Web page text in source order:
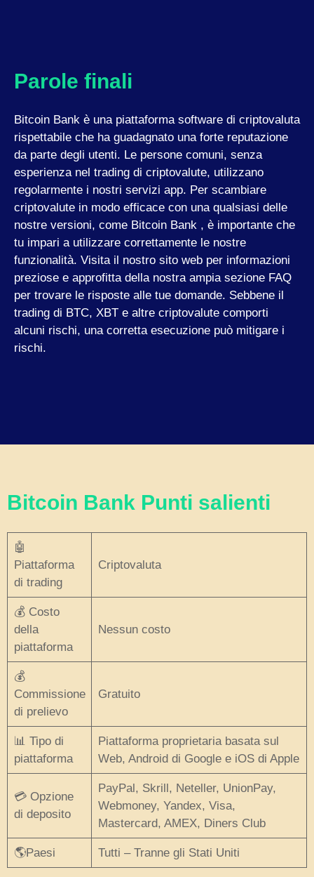
Parole finali
Bitcoin Bank è una piattaforma software di criptovaluta
rispettabile che ha guadagnato una forte reputazione
da parte degli utenti. Le persone comuni, senza
esperienza nel trading di criptovalute, utilizzano
regolarmente i nostri servizi app. Per scambiare
criptovalute in modo efficace con una qualsiasi delle
nostre versioni, come Bitcoin Bank , è importante che
tu impari a utilizzare correttamente le nostre
funzionalità. Visita il nostro sito web per informazioni
preziose e approfitta della nostra ampia sezione FAQ
per trovare le risposte alle tue domande. Sebbene il
trading di BTC, XBT e altre criptovalute comporti
alcuni rischi, una corretta esecuzione può mitigare i
rischi.
Bitcoin Bank Punti salienti
🤖
Piattaforma
di trading
Criptovaluta
💰 Costo
della
piattaforma
Nessun costo
💰
Commissione
di prelievo
Gratuito
📊 Tipo di
piattaforma
Piattaforma proprietaria basata sul
Web, Android di Google e iOS di Apple
💳 Opzione
di deposito
PayPal, Skrill, Neteller, UnionPay,
Webmoney, Yandex, Visa,
Mastercard, AMEX, Diners Club
🌎Paesi Tutti – Tranne gli Stati Uniti